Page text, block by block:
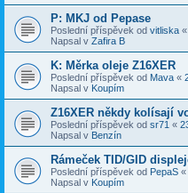
P: MKJ od Pepase
Poslední příspěvek od vitliska «
Napsal v Zafira B
K: Měrka oleje Z16XER
Poslední příspěvek od Mava «
Napsal v Koupím
Z16XER někdy kolísají
Poslední příspěvek od sr71 «
Napsal v Benzín
Rámeček TID/GID
Poslední příspěvek od PepaS «
Napsal v Koupím